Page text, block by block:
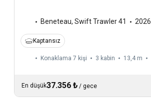
Beneteau, Swift Trawler 41 2026
Kaptansız
Konaklama 7 kişi 3 kabin 13,4 m
En düşük37.356 ₺ / gece